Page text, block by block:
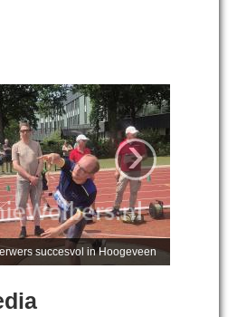
succesvol in Hoogeveen
›